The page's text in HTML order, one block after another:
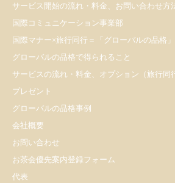
サービス開始の流れ・料金、お問い合わせ方
国際コミュニケーション事業部
国際マナー×旅行同行＝「グローバルの品格」
グローバルの品格で得られること
サービスの流れ・料金、オプション（旅行同
プレゼント
​グローバルの品格事例
会社概要
お問い合わせ
お茶会優先案内登録フォーム
代表